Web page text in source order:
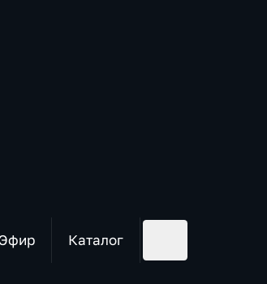
Эфир Каталог